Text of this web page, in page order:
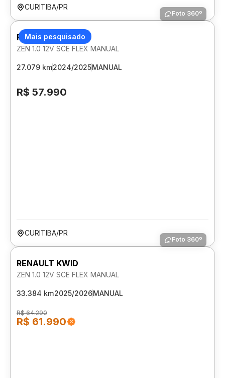
CURITIBA/PR
Mais pesquisado
Foto 360º
RENAULT KWID
ZEN 1.0 12V SCE FLEX MANUAL
27.079 km2024/2025MANUAL
R$ 57.990
CURITIBA/PR
Foto 360º
RENAULT KWID
ZEN 1.0 12V SCE FLEX MANUAL
33.384 km2025/2026MANUAL
R$ 64.290
R$ 61.990